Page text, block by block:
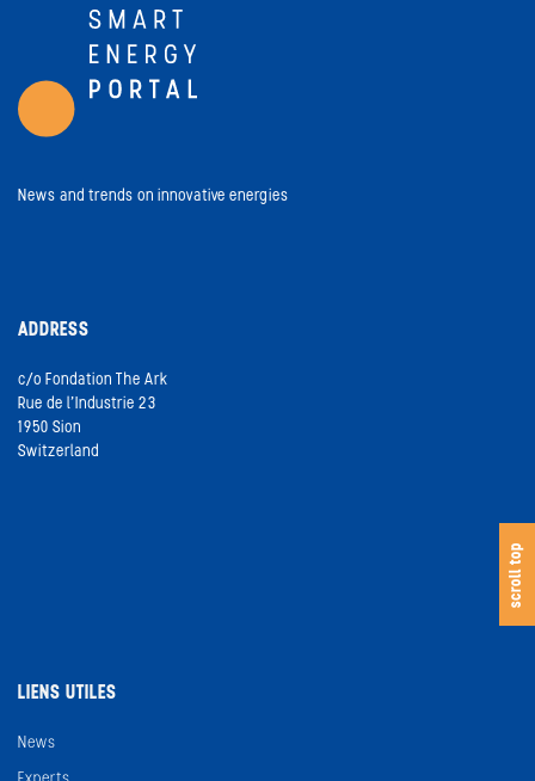
News and trends on innovative energies
ADDRESS
c/o Fondation The Ark
Rue de l’Industrie 23
1950 Sion
Switzerland
LIENS UTILES
News
scroll tops
c
o
l
l
t
o